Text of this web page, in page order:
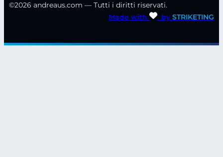
©2026 andreaus.com — Tutti i diritti riservati.
Made with
by STRIKETING